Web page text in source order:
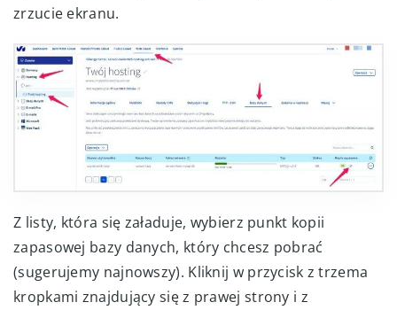
zrzucie ekranu.
Z listy, która się załaduje, wybierz punkt kopii
zapasowej bazy danych, który chcesz pobrać
(sugerujemy najnowszy). Kliknij w przycisk z trzema
kropkami znajdujący się z prawej strony i z